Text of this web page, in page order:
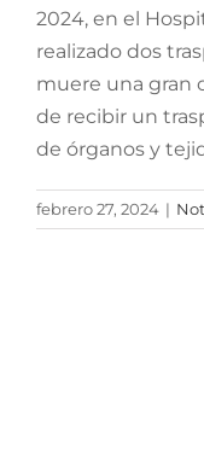
2024, en el
realizado dos
muere una gran
de recibir un
de órganos y
febrero 27, 2024 |